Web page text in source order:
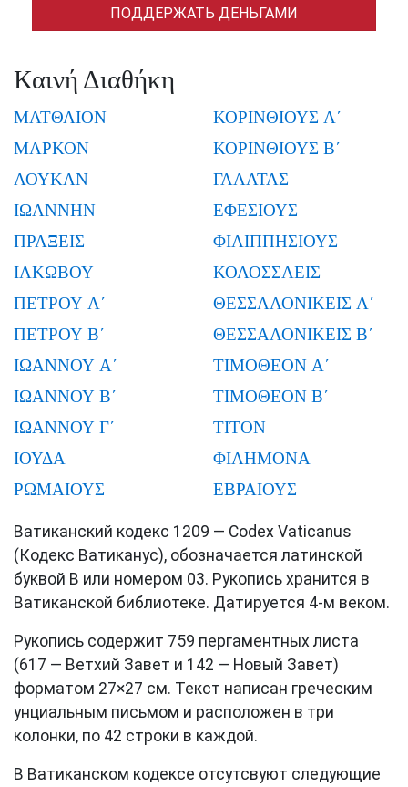
ПОДДЕРЖАТЬ ДЕНЬГАМИ
Καινή Διαθήκη
ΜΑΤΘΑΙΟΝ
ΜΑΡΚΟΝ
ΛΟΥΚΑΝ
ΙΩΑΝΝΗΝ
ΠΡΑΞΕΙΣ
ΙΑΚΩΒΟΥ
ΠΕΤΡΟΥ Α΄
ΠΕΤΡΟΥ Β΄
ΙΩΑΝΝΟΥ Α΄
ΙΩΑΝΝΟΥ Β΄
ΙΩΑΝΝΟΥ Γ΄
ΙΟΥΔΑ
ΡΩΜΑΙΟΥΣ
ΚΟΡΙΝΘΙΟΥΣ Α΄
ΚΟΡΙΝΘΙΟΥΣ Β΄
ΓΑΛΑΤΑΣ
ΕΦΕΣΙΟΥΣ
ΦΙΛΙΠΠΗΣΙΟΥΣ
ΚΟΛΟΣΣΑΕΙΣ
ΘΕΣΣΑΛΟΝΙΚΕΙΣ Α΄
ΘΕΣΣΑΛΟΝΙΚΕΙΣ Β΄
ΤΙΜΟΘΕΟΝ Α΄
ΤΙΜΟΘΕΟΝ Β΄
ΤΙΤΟΝ
ΦΙΛΗΜΟΝΑ
ΕΒΡΑΙΟΥΣ
Ватиканский кодекс 1209 — Codex Vaticanus
(Кодекс Ватиканус), обозначается латинской
буквой B или номером 03. Рукопись хранится в
Ватиканской библиотеке. Датируется 4-м веком.
Рукопись содержит 759 пергаментных листа
(617 — Ветхий Завет и 142 — Новый Завет)
форматом 27×27 см. Текст написан греческим
унциальным письмом и расположен в три
колонки, по 42 строки в каждой.
В Ватиканском кодексе отсутсвуют следующие